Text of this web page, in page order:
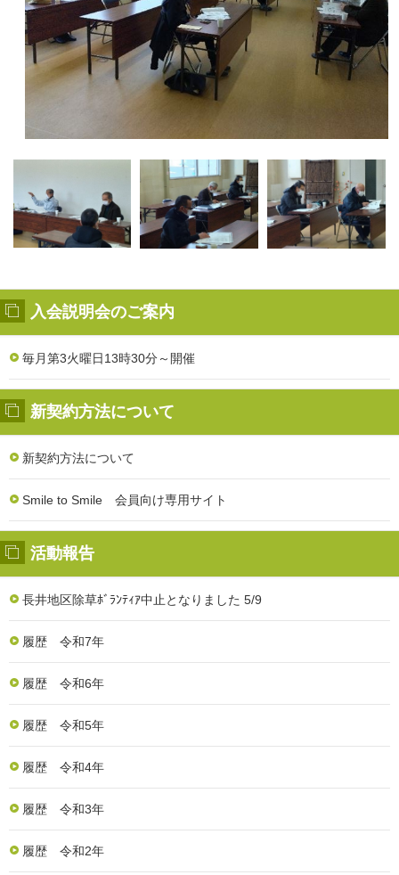
入会説明会のご案内
毎月第3火曜日13時30分～開催
新契約方法について
新契約方法について
Smile to Smile 会員向け専用サイト
活動報告
長井地区除草ﾎﾞﾗﾝﾃｨｱ中止となりました 5/9
履歴 令和7年
履歴 令和6年
履歴 令和5年
履歴 令和4年
履歴 令和3年
履歴 令和2年